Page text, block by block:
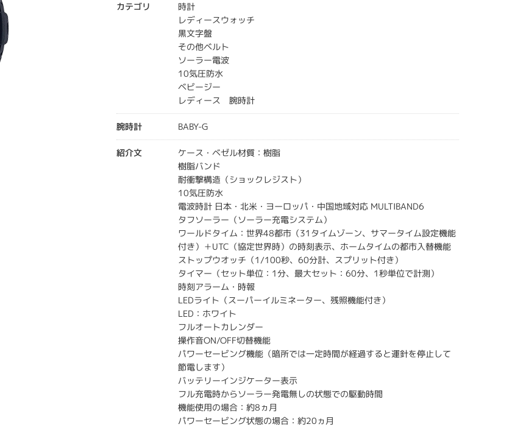
カテゴリ
時計
レディースウォッチ
黒文字盤
その他ベルト
ソーラー電波
10気圧防水
ベビージー
レディース 腕時計
腕時計 BABY-G
紹介文
ケース・ベゼル材質：樹脂
樹脂バンド
耐衝撃構造（ショックレジスト）
10気圧防水
電波時計 日本・北米・ヨーロッパ・中国地域対応 MULTIBAND6
タフソーラー（ソーラー充電システム）
ワールドタイム：世界48都市（31タイムゾーン、サマータイム設定機能
付き）＋UTC（協定世界時）の時刻表示、ホームタイムの都市入替機能
ストップウオッチ（1/100秒、60分計、スプリット付き）
タイマー（セット単位：1分、最大セット：60分、1秒単位で計測）
時刻アラーム・時報
LEDライト（スーパーイルミネーター、残照機能付き）
LED：ホワイト
フルオートカレンダー
操作音ON/OFF切替機能
パワーセービング機能（暗所では一定時間が経過すると運針を停止して
節電します）
バッテリーインジケーター表示
フル充電時からソーラー発電無しの状態での駆動時間
機能使用の場合：約8ヵ月
パワーセービング状態の場合：約20ヵ月